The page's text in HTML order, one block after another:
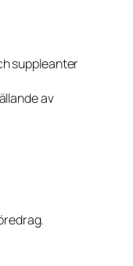
suppleanter
av